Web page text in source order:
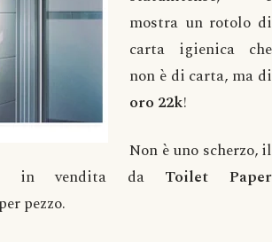
mostra un rotolo di
carta igienica che
non è di carta, ma di
oro 22k!
Non è uno scherzo, il
in vendita da Toilet Paper
pezzo.